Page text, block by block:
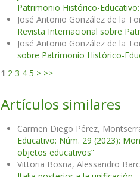
Patrimonio Histórico-
José Antonio González de la
Revista Internacional sobre
José Antonio González de la
sobre Patrimonio Histórico-
1 2 3 4 5 > >>
Artículos similares
Carmen Diego Pérez,
Educativo: Núm. 29 (2023):
objetos educativos”
Vittoria Bosna, Alessandro